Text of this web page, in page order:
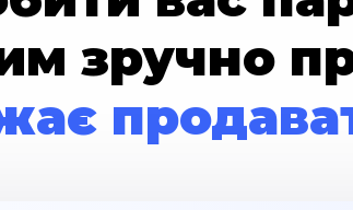
зручно